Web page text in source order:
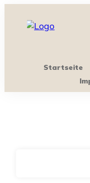
Startseite